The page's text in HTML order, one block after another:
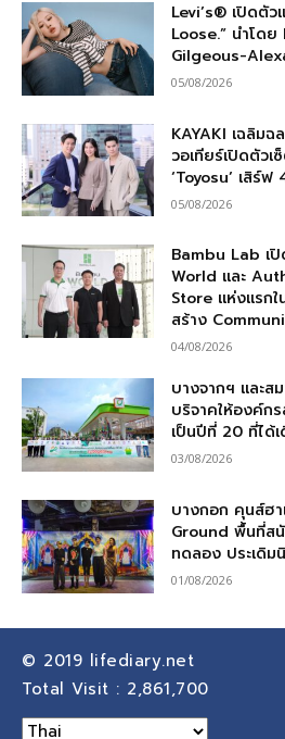
Levi’s® เปิดตั
Loose.” นำโดย
Gilgeous-
05/08/2026
KAYAKI เฉลิมฉ
วอเทียร์เปิดตัวเ
‘Toyosu’ เสิร์
05/08/2026
Bambu Lab เ
World และ
Store แห่งแรกใ
สร้าง
04/08/2026
บางจากฯ และส
บริจาคให้องค์ก
เป็นปีที่ 20 ที่ได้เ
03/08/2026
บางกอก คุนส์ฮ
Ground พื้นที่ส
ทดลอง ประเดิม
01/08/2026
© 2019 lifediary.net
Total Visit : 2,861,700